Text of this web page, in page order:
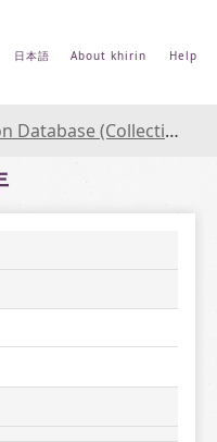
日本語 About khirin Help
of the National Museum of Japanese History)